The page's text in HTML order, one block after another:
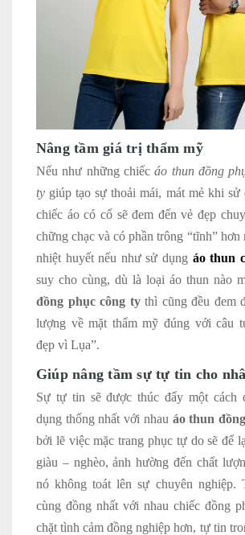
Nâng tầm giá trị thẩm mỹ
Nếu như những chiếcáo thun đồng
ty giúp tạo sự thoải mái, mát mẻ khi sử
chiếc áo có cổ sẽ đem đến vẻ đẹp
chững chạc và có phần trông “tĩnh” hơn
nhiệt huyết nếu như sử dụng áo thun
suy cho cùng, dù là loại áo thun nào
đồng phục công tythì cũng đều đem
lượng về mặt thẩm mỹ đúng với câu
đẹp vì Lụa”.
Giúp nâng tầm sự tự tin cho
Sự tự tin sẽ được thúc đẩy một cách
dụng thống nhất với nhau áo thun
bởi lẽ việc mặc trang phục tự do sẽ để
giàu – nghèo, ảnh hường đến chất
nó không toát lên sự chuyên nghiệp.
cùng đồng nhất với nhau chiếc đồng
chặt tình cảm đồng nghiệp hơn, tự tin